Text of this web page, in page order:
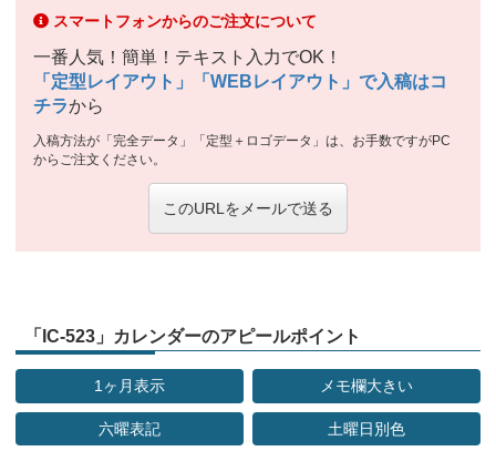
スマートフォンからのご注文について
一番人気！簡単！テキスト入力でOK！
「定型レイアウト」「WEBレイアウト」で入稿はコ
チラから
入稿方法が「完全データ」「定型＋ロゴデータ」は、お手数ですがPC
からご注文ください。
このURLをメールで送る
「IC-523」カレンダーのアピールポイント
1ヶ月表示 メモ欄大きい
六曜表記 土曜日別色